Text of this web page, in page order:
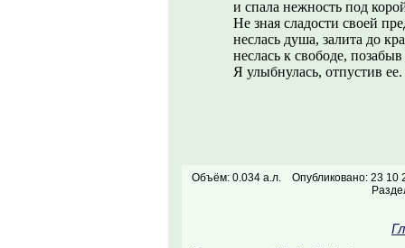
и спала нежность под
Не зная сладости своей
неслась душа, залита до
неслась к свободе,
Я улыбнулась, отпустив ее.
Объём: 0.034 а.л.
Опубликовано: 23 10